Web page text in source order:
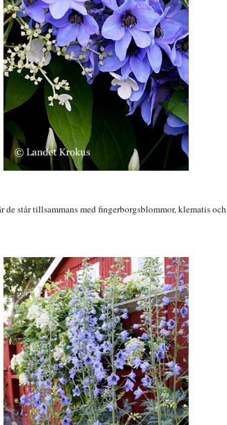
står tillsammans med fingerborgsblommor, klematis och